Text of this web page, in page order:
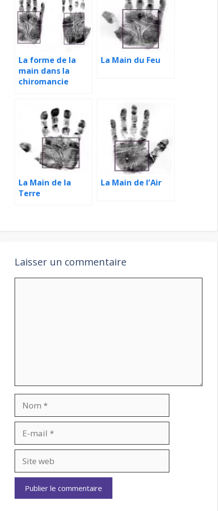
La forme de la
main dans la
chiromancie
La Main du Feu
La Main de la
Terre
La Main de l’Air
Laisser un commentaire
mail
web